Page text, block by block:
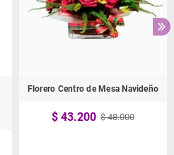
Florero Centro de Mesa Navideño
$ 43.200 $ 48.000